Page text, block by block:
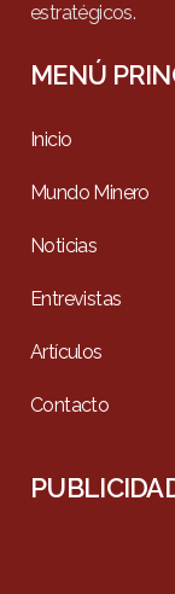
estratégicos.
MENÚ
Inicio
Mundo Minero
Noticias
Entrevistas
Artículos
Contacto